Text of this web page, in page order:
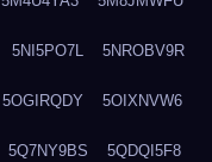
5NI5PO7L 5NROBV9R
5OGIRQDY 5OIXNVW6
5Q7NY9BS 5QDQI5F8